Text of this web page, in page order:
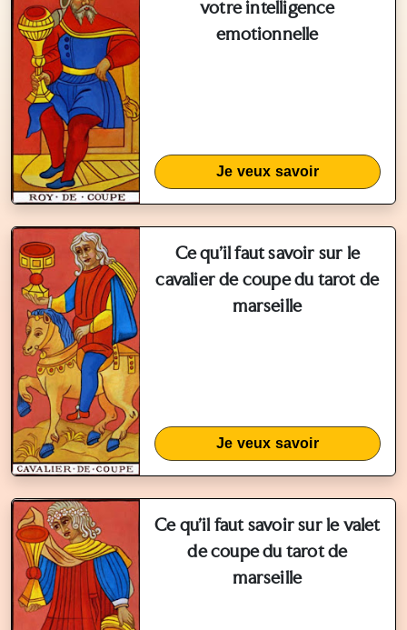
votre intelligence
emotionnelle
Je veux savoir
Ce qu'il faut savoir sur le
cavalier de coupe du tarot de
marseille
Je veux savoir
Ce qu'il faut savoir sur le valet
de coupe du tarot de
marseille